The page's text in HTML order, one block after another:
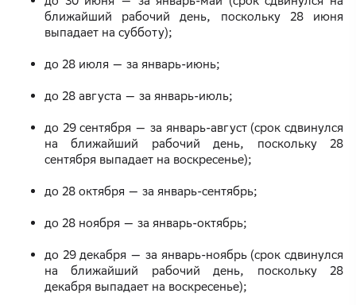
ближайший рабочий день, поскольку 28 июня
выпадает на субботу);
до 28 июля — за январь-июнь;
до 28 августа — за январь-июль;
до 29 сентября — за январь-август (срок сдвинулся
на ближайший рабочий день, поскольку 28
сентября выпадает на воскресенье);
до 28 октября — за январь-сентябрь;
до 28 ноября — за январь-октябрь;
до 29 декабря — за январь-ноябрь (срок сдвинулся
на ближайший рабочий день, поскольку 28
декабря выпадает на воскресенье);